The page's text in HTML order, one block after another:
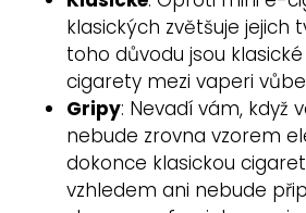
klasických zvětšuje jejich
toho důvodu jsou
cigarety mezi vaperi
Gripy: Nevadí vám, když
nebude zrovna vzorem
dokonce klasickou
vzhledem ani nebude